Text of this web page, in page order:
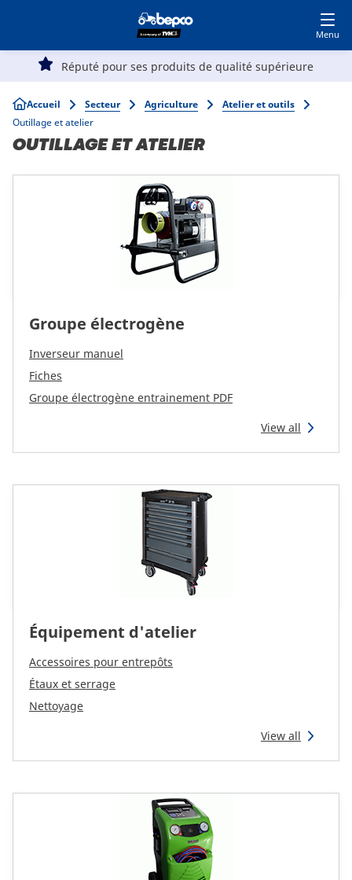
content
menu
Reman & Repair
Découvrez notre gamme
Comment acheter ?
Energic Plus
CAM attachments
Main
Agriculture
Automobile
Travaux publics
Réputé pour ses produits de qualité supérieure
Breadcrumb
Accueil Secteur Agriculture
Atelier et outils
Outillage et atelier
OUTILLAGE ET ATELIER
Groupe électrogène
Inverseur manuel
Fiches
Groupe électrogène entrainement PDF
View all
Équipement d'atelier
Accessoires pour entrepôts
Étaux et serrage
Nettoyage
View all